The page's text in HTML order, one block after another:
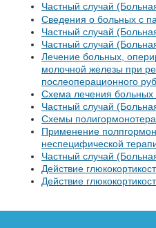
Частный случай
Cведения о больных с
Частный случай
Частный случай
Лечение больных,
молочной железы при
послеоперационного
Схема лечения больных
Частный случай
Схемы
Применение
неспецифической
Частный случай
Действие
Действие